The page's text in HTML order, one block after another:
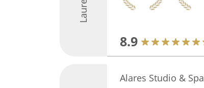
8.9
Alares Studio & Spa